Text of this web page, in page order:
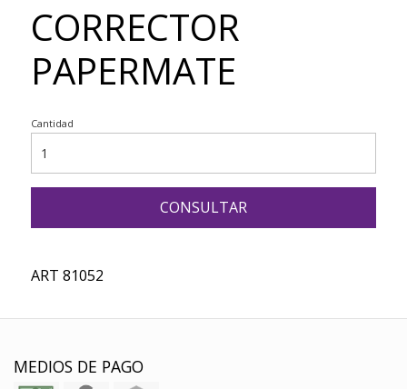
CORRECTOR
PAPERMATE
Cantidad
CONSULTAR
ART 81052
MEDIOS DE PAGO